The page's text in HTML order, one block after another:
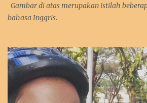
Gambar di atas merupakan istilah
bahasa Inggris.